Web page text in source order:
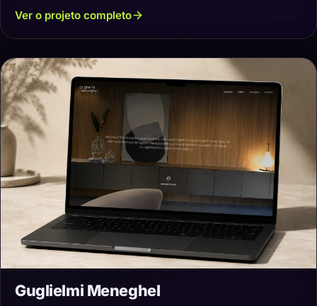
Ver o projeto completo
Guglielmi Meneghel